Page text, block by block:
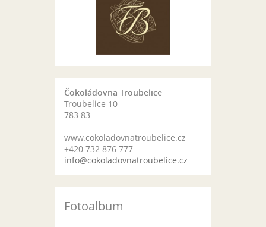
Čokoládovna Troubelice
Troubelice 10
783 83
www.cokoladovnatroubelice.cz
+420 732 876 777
info@cokoladovnatroubelice.cz
Fotoalbum